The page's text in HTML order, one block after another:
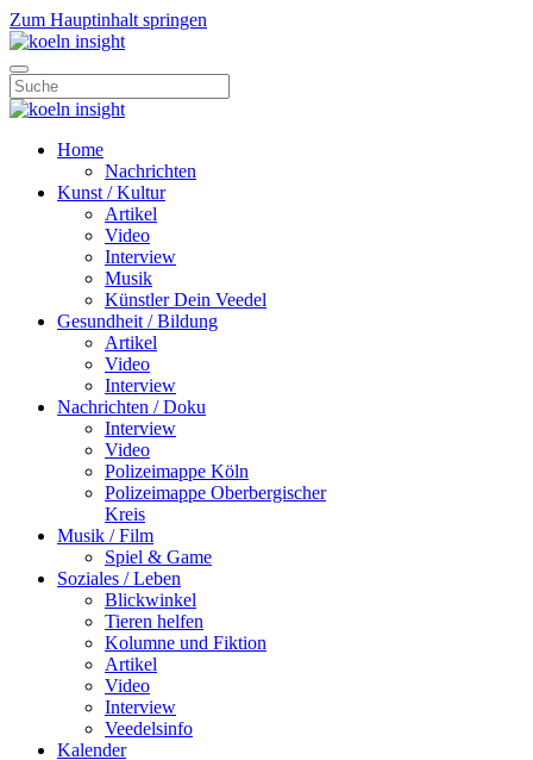
Zum Hauptinhalt springen
Home
Nachrichten
Kunst / Kultur
Artikel
Video
Interview
Musik
Künstler Dein Veedel
Gesundheit / Bildung
Artikel
Video
Interview
Nachrichten / Doku
Interview
Video
Polizeimappe Köln
Polizeimappe Oberbergischer
Kreis
Musik / Film
Spiel & Game
Soziales / Leben
Blickwinkel
Tieren helfen
Kolumne und Fiktion
Artikel
Video
Interview
Veedelsinfo
Kalender